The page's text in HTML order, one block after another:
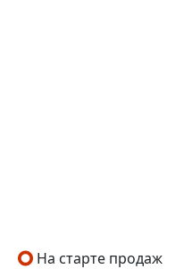
На старте продаж